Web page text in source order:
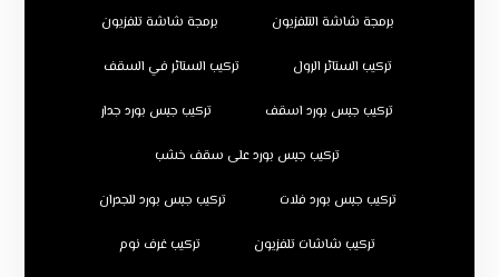
برمجة شاشة التلفزيون برمجة شاشة تلفزيون
تركيب الستائر الرول تركيب الستائر في السقف
تركيب جبس بورد اسقف تركيب جبس بورد جدار
تركيب جبس بورد على سقف خشب
تركيب جبس بورد فلات تركيب جبس بورد للجدران
تركيب شاشات تلفزيون تركيب غرف نوم